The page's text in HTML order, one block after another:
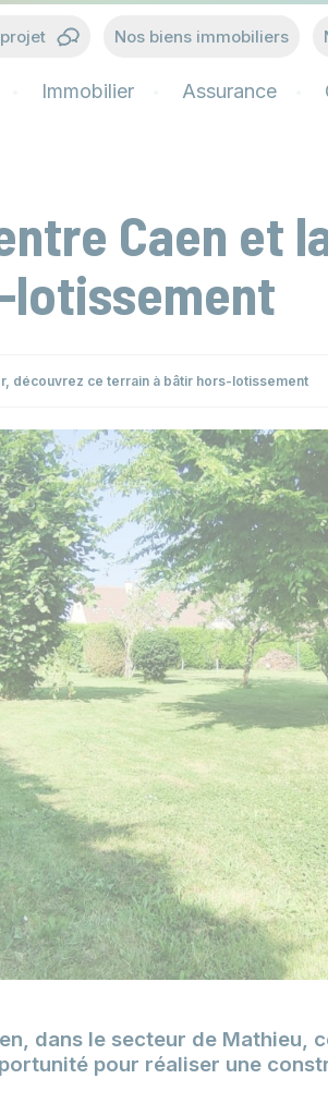
Nos biens immobiliers
Immobilier Assurance
Caen et
découvrez ce terrain à bâtir hors-lotissement
dans le secteur de Mathieu,
pour réaliser une